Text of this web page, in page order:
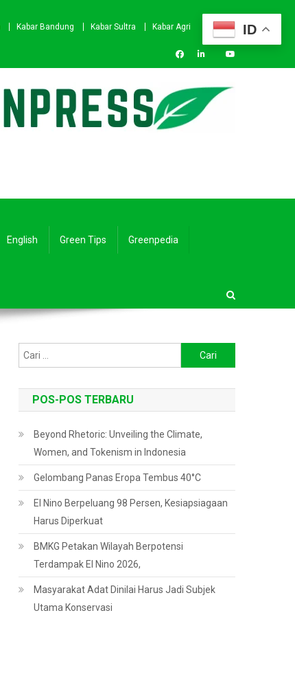
Kabar Bandung Kabar Sultra
Kabar Agri
English Green Tips Greenpedia
untuk:
POS-POS TERBARU
Beyond Rhetoric: Unveiling the Climate,
Women, and Tokenism in Indonesia
Gelombang Panas Eropa Tembus 40°C
El Nino Berpeluang 98 Persen, Kesiapsiagaan
Harus Diperkuat
BMKG Petakan Wilayah Berpotensi
Terdampak El Nino 2026,
Masyarakat Adat Dinilai Harus Jadi Subjek
Utama Konservasi
ID